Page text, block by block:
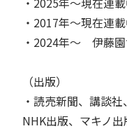
・2017年～現在連
・2024年～ 伊藤
（出版）
・読売新聞、講談
NHK出版、マキノ